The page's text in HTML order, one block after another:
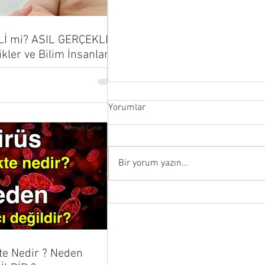
Yorumlar
Bir yorum yazın...
mi? ASIL GERÇEKLER
ve Bilim İnsanları
Nedir ? Neden